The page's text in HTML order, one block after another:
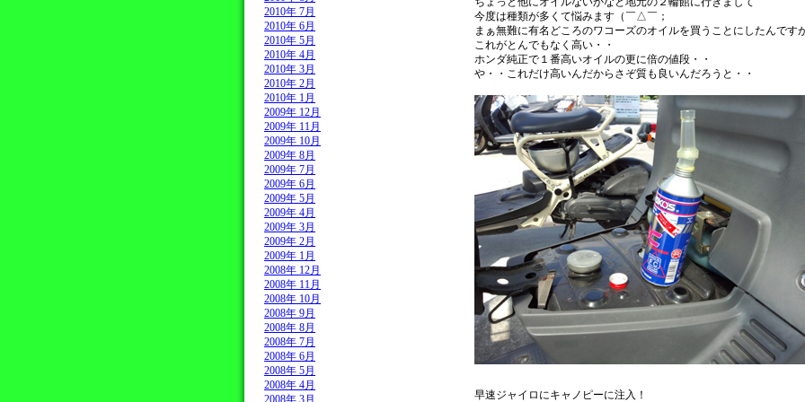
2010年 7月
2010年 6月
2010年 5月
2010年 4月
2010年 3月
2010年 2月
2010年 1月
2009年 12月
2009年 11月
2009年 10月
2009年 8月
2009年 7月
2009年 6月
2009年 5月
2009年 4月
2009年 3月
2009年 2月
2009年 1月
2008年 12月
2008年 11月
2008年 10月
2008年 9月
2008年 8月
2008年 7月
2008年 6月
2008年 5月
2008年 4月
2008年 3月
今度は種類が多くて悩みます（￣△￣；
まぁ無難に有名どころのワコーズのオイルを買うことにしたんです
これがとんでもなく高い・・
ホンダ純正で１番高いオイルの更に倍の値段・・
や・・これだけ高いんだからさぞ質も良いんだろうと・・
早速ジャイロにキャノピーに注入！